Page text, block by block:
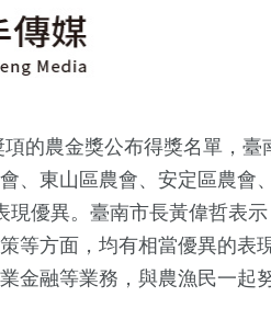
的農金獎公布得獎名單，臺
、東山區農會、安定區農會
優異。臺南市長黃偉哲表
等方面，均有相當優異的表
金融等業務，與農漁民一起